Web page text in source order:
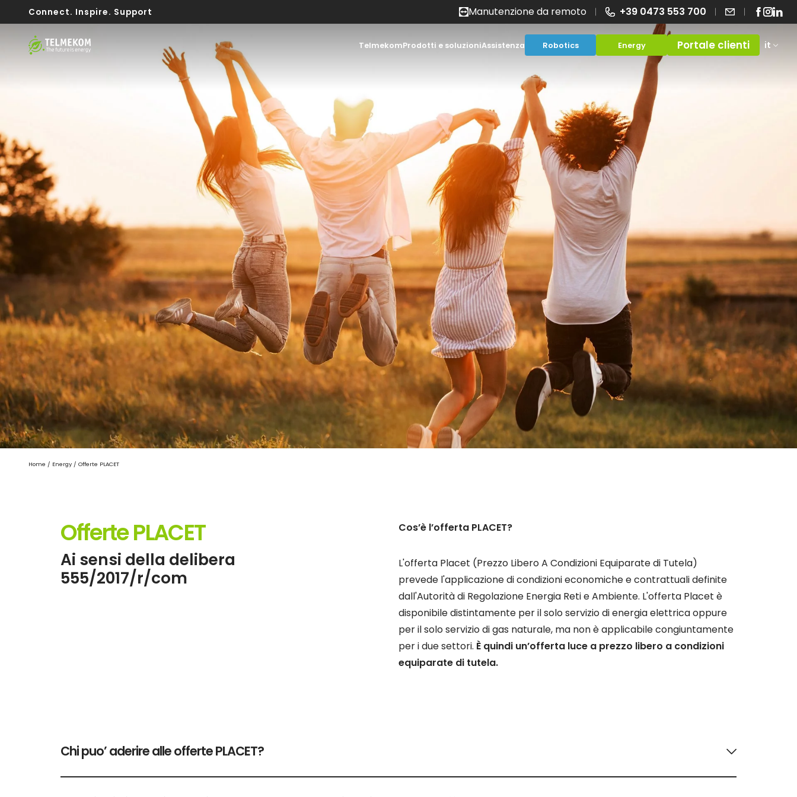
Connect. Inspire. Support Manutenzione da remoto +39 0473 553 700
Portale clienti it
Telmekom
Lavora con noi
News
Testimonial e partner
Contatti
Prodotti e soluzioni
Infrastruttura IT Cloud Videosorveglianza Altri sistemi
Assistenza
Statuspage
Area download
FAQ
Whistleblowing
Robotics Energy
Domande - FAQ
Home / Energy / Offerte PLACET
Offerte PLACET
Ai sensi della delibera
555/2017/r/com
Cos’è l’offerta PLACET?
L'offerta Placet (Prezzo Libero A Condizioni Equiparate di Tutela)
prevede l'applicazione di condizioni economiche e contrattuali definite
dall'Autorità di Regolazione Energia Reti e Ambiente. L'offerta Placet è
disponibile distintamente per il solo servizio di energia elettrica oppure
per il solo servizio di gas naturale, ma non è applicabile congiuntamente
per i due settori. È quindi un’offerta luce a prezzo libero a condizioni
equiparate di tutela.
Chi puo’ aderire alle offerte PLACET?